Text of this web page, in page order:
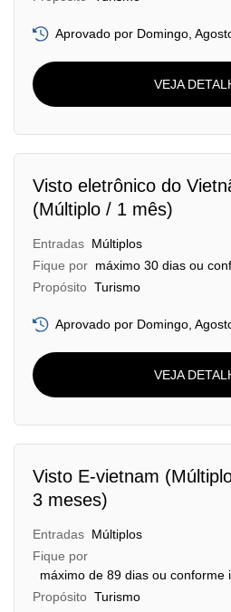
Aprovado por Domingo,
VEJA
Visto eletrônico do
(Múltiplo / 1 mês)
Entradas Múltiplos
Fique por máximo 30 dias ou
Propósito Turismo
Aprovado por Domingo,
VEJA
Visto E-vietnam
3 meses)
Entradas Múltiplos
Fique por
máximo de 89 dias ou conforme
Propósito Turismo